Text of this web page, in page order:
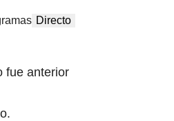
Directo
fue anterior